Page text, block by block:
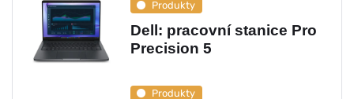
Produkty
Dell: pracovní stanice Pro
Precision 5
Produkty